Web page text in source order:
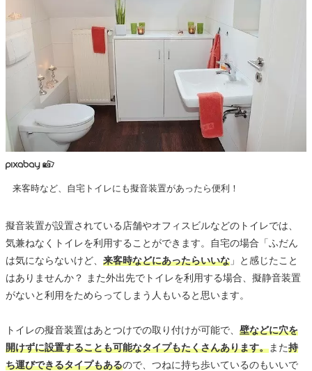
来客時など、自宅トイレにも擬音装置があったら便利！
擬音装置が設置されている店舗やオフィスビルなどのトイレでは、
気兼ねなくトイレを利用することができます。自宅の場合「ふだん
は気にならないけど、 来客時などにあったらいいな 」と感じたこと
はありませんか？ また外出先でトイレを利用する場合、擬静音装置
がないと利用をためらってしまう人もいると思います。
トイレの擬音装置はあとつけでの取り付けが可能で、 壁などに穴を
開けずに設置することも可能なタイプもたくさんあります。また持
ち運びできるタイプもあるので、つねに持ち歩いているのもいいで